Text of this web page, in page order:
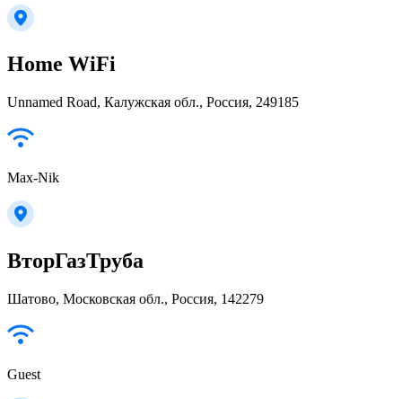
Home WiFi
Unnamed Road, Калужская обл., Россия, 249185
Max-Nik
ВторГазТруба
Шатово, Московская обл., Россия, 142279
Guest